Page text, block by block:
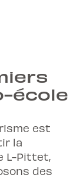
en anglais
des 10h de
et
école
est
la
L-Pittet,
des